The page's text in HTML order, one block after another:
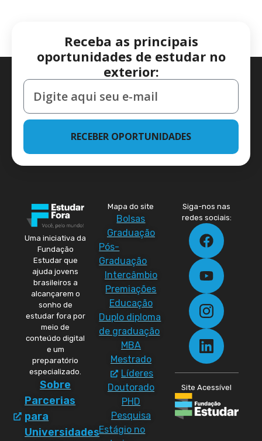
Receba as principais
oportunidades de estudar no
exterior:
RECEBER OPORTUNIDADES
Uma iniciativa da
Fundação
Estudar que
ajuda jovens
brasileiros a
alcançarem o
sonho de
estudar fora por
meio de
conteúdo digital
e um
preparatório
especializado.
Sobre
Parcerias
para
Universidades
Mapa do site
Bolsas
Graduação
Pós-
Graduação
Intercâmbio
Premiações
Educação
Duplo diploma
de graduação
MBA
Mestrado
Líderes
Doutorado
PHD
Pesquisa
Estágio no
Siga-nos nas
redes sociais:
Site Acessível